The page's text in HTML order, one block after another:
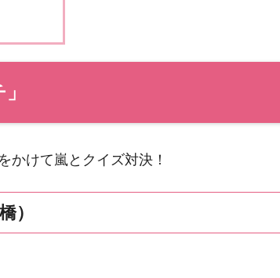
かけて嵐とクイズ対決！
）